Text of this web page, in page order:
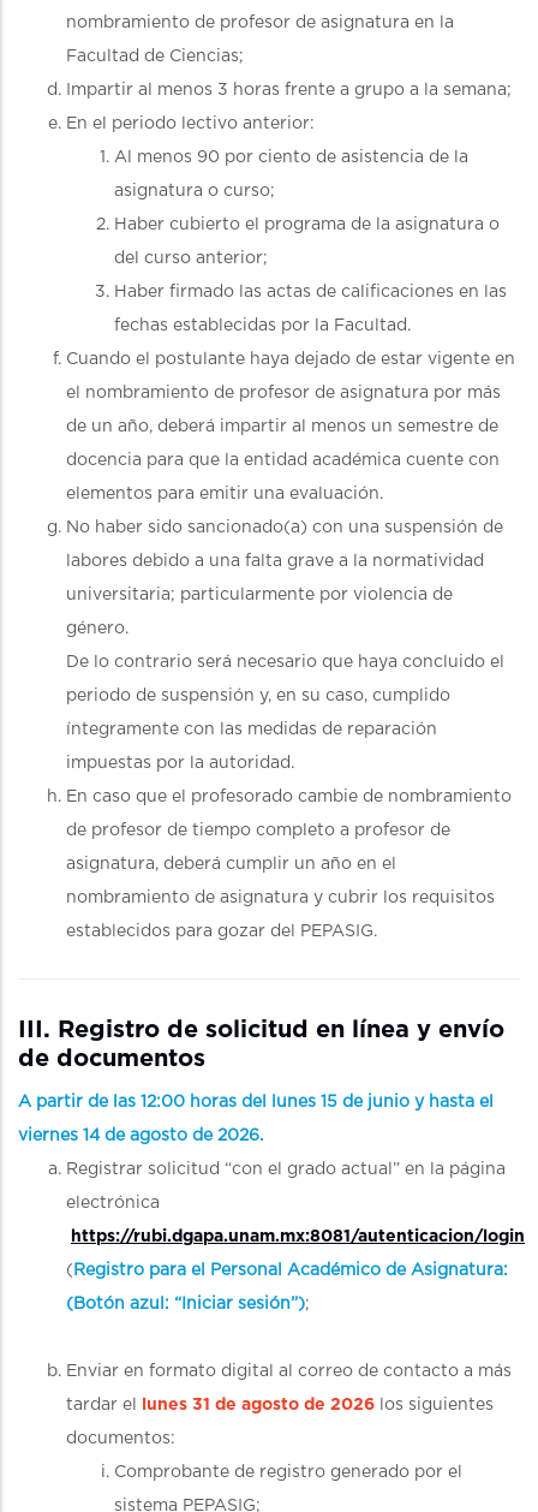
nombramiento de profesor de asignatura en la
Facultad de Ciencias;
Impartir al menos 3 horas frente a grupo a la semana;
En el periodo lectivo anterior:
Al menos 90 por ciento de asistencia de la
asignatura o curso;
Haber cubierto el programa de la asignatura o
del curso anterior;
Haber firmado las actas de calificaciones en las
fechas establecidas por la Facultad.
Cuando el postulante haya dejado de estar vigente en
el nombramiento de profesor de asignatura por más
de un año, deberá impartir al menos un semestre de
docencia para que la entidad académica cuente con
elementos para emitir una evaluación.
No haber sido sancionado(a) con una suspensión de
labores debido a una falta grave a la normatividad
universitaria; particularmente por violencia de
género.
De lo contrario será necesario que haya concluido el
periodo de suspensión y, en su caso, cumplido
íntegramente con las medidas de reparación
impuestas por la autoridad.
En caso que el profesorado cambie de nombramiento
de profesor de tiempo completo a profesor de
asignatura, deberá cumplir un año en el
nombramiento de asignatura y cubrir los requisitos
establecidos para gozar del PEPASIG.
III. Registro de solicitud en línea y envío
de documentos
A partir de las 12:00 horas del lunes 15 de junio y hasta el
viernes 14 de agosto de 2026.
Registrar solicitud “con el grado actual” en la página
electrónica
https://rubi.dgapa.unam.mx:8081/autenticacion/login
( Registro para el Personal Académico de Asignatura:
(Botón azul: “Iniciar sesión”);
Enviar en formato digital al correo de contacto a más
tardar el
lunes 31 de agosto de 2026 los siguientes
documentos:
Comprobante de registro generado por el
sistema PEPASIG;